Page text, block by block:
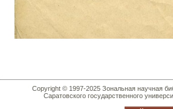
Copyright © 1997-2025 Зональная научная
Саратовского государственного